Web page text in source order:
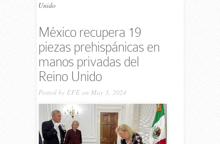
Unido
México recupera 19
piezas prehispánicas en
manos privadas del
Reino Unido
Posted by EFEon May 3, 2024